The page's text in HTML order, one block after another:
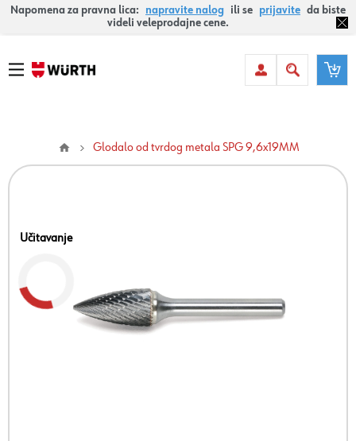
Napomena za pravna lica: napravite nalog ili se prijavite da biste
videli veleprodajne cene.
Glodalo od tvrdog metala SPG 9,6x19MM
Učitavanje